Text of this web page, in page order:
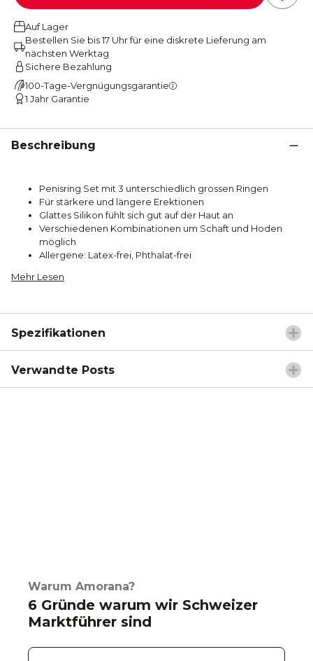
Auf Lager
Bestellen Sie bis 17 Uhr für eine diskrete Lieferung am
nächsten Werktag
Sichere Bezahlung
100-Tage-Vergnügungsgarantie
1 Jahr Garantie
Beschreibung
Penisring Set mit 3 unterschiedlich grossen Ringen
Für stärkere und längere Erektionen
Glattes Silikon fühlt sich gut auf der Haut an
Verschiedenen Kombinationen um Schaft und Hoden
möglich
Allergene: Latex-frei, Phthalat-frei
Mehr Lesen
Spezifikationen
Verwandte Posts
Warum Amorana?
6 Gründe warum wir Schweizer
Marktführer sind